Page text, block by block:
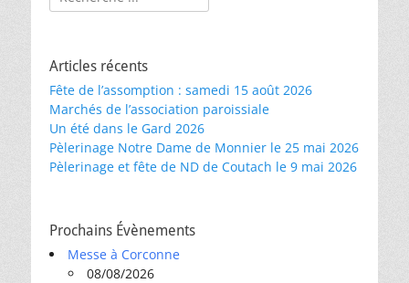
Articles récents
Fête de l’assomption : samedi 15 août 2026
Marchés de l’association paroissiale
Un été dans le Gard 2026
Pèlerinage Notre Dame de Monnier le 25 mai 2026
Pèlerinage et fête de ND de Coutach le 9 mai 2026
Prochains Évènements
Messe à Corconne
08/08/2026